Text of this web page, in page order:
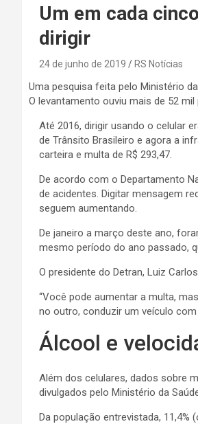
Um em cada
dirigir
24 de junho de 2019 RS Notícias
Uma pesquisa feita pelo Ministério
O levantamento ouviu mais de 52
Até 2016, dirigir usando o celular
de Trânsito Brasileiro e agora a
carteira e multa de R$ 293,47.
De acordo com o Departamento
de acidentes. Digitar mensagem
seguem aumentando.
De janeiro a março deste ano,
mesmo período do ano passado,
O presidente do Detran, Luiz
“Você pode aumentar a multa,
no outro, conduzir um veículo com
Álcool e
Além dos celulares, dados sobre
divulgados pelo Ministério da
Da população entrevistada,